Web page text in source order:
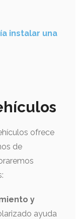
instalar una
ofrece
de
y
ayuda